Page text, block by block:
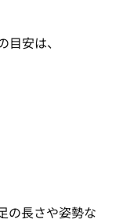
安は、
の長さや姿勢な